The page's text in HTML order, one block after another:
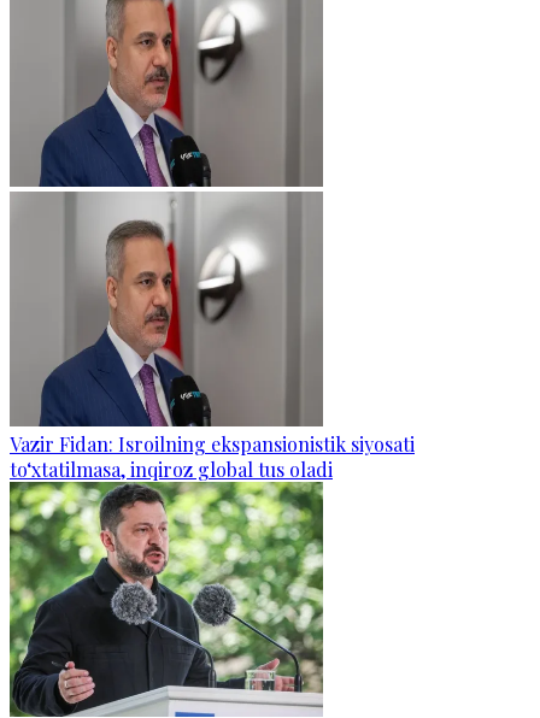
Vazir Fidan: Isroilning ekspansionistik siyosati
to‘xtatilmasa, inqiroz global tus oladi